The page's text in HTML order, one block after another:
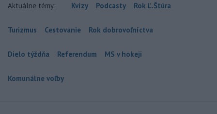
Aktuálne témy: Kvízy Podcasty Rok Ľ.Štúra
Turizmus Cestovanie Rok dobrovoľníctva
Dielo týždňa Referendum MS v hokeji
Komunálne voľby